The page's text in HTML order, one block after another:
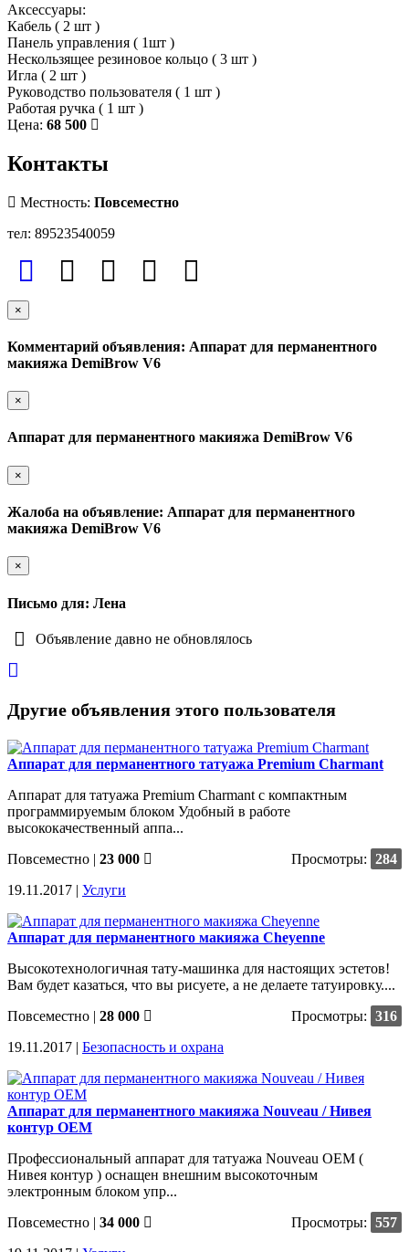
Аксессуары:
Кабель ( 2 шт )
Панель управления ( 1шт )
Нескользящее резиновое кольцо ( 3 шт )
Игла ( 2 шт )
Руководство пользователя ( 1 шт )
Работая ручка ( 1 шт )
Цена: 68 500
Контакты
Местность: Повсеместно
тел: 89523540059
×
Комментарий объявления: Аппарат для перманентного
макияжа DemiBrow V6
×
Аппарат для перманентного макияжа DemiBrow V6
×
Жалоба на объявление: Аппарат для перманентного
макияжа DemiBrow V6
×
Письмо для: Лена
Объявление давно не обновлялось
Другие объявления этого пользователя
Аппарат для перманентного татуажа Premium Charmant
Аппарат для татуажа Premium Charmant с компактным
программируемым блоком Удобный в работе
высококачественный аппа...
Повсеместно | 23 000 Просмотры: 284
19.11.2017 | Услуги
Аппарат для перманентного макияжа Cheyenne
Высокотехнологичная тату-машинка для настоящих эстетов!
Вам будет казаться, что вы рисуете, а не делаете татуировку....
Повсеместно | 28 000 Просмотры: 316
19.11.2017 | Безопасность и охрана
Аппарат для перманентного макияжа Nouveau / Нивея
контур OEM
Профессиональный аппарат для татуажа Nouveau OEM (
Нивея контур ) оснащен внешним высокоточным
электронным блоком упр...
Повсеместно | 34 000 Просмотры: 557